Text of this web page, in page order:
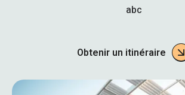
abc
Obtenir un itinéraire